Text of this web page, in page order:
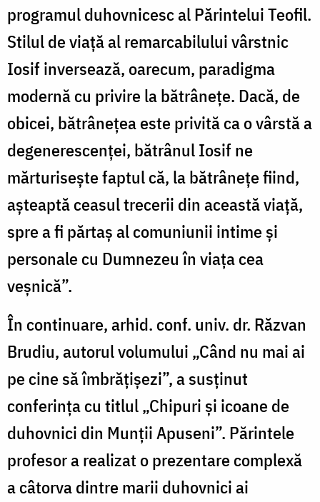
programul duhovnicesc al Părintelui Teofil.
Stilul de viață al remarcabilului vârstnic
Iosif inversează, oarecum, paradigma
modernă cu privire la bătrânețe. Dacă, de
obicei, bătrânețea este privită ca o vârstă a
degenerescenței, bătrânul Iosif ne
mărturisește faptul că, la bătrânețe fiind,
așteaptă ceasul trecerii din această viață,
spre a fi părtaș al comuniunii intime și
personale cu Dumnezeu în viața cea
veșnică”.
În continuare, arhid. conf. univ. dr. Răzvan
Brudiu, autorul volumului „Când nu mai ai
pe cine să îmbrățișezi”, a susținut
conferința cu titlul „Chipuri și icoane de
duhovnici din Munții Apuseni”. Părintele
profesor a realizat o prezentare complexă
a câtorva dintre marii duhovnici ai